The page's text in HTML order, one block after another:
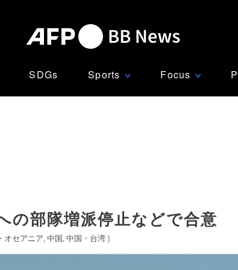
SDGs Sports ∨ Focus ∨
の部隊増派停止などで合意
オセアニア 中国 中国・台湾 ]